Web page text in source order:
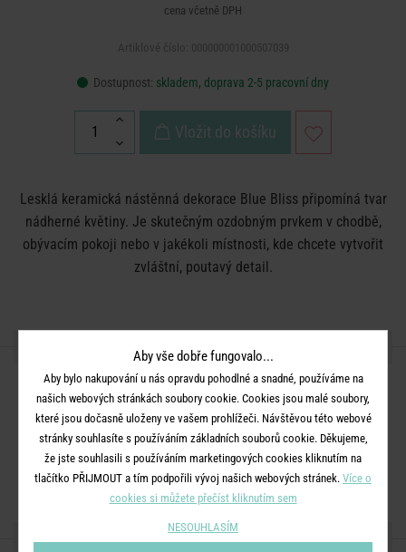
cena včetně DPH
Dostupnost: skladem, doprava 2-5 pracovní dny
Vložit do košíku
Lesklá keramická nástěnná dekorace Blue Bliss připomíná tvar
nádherné květiny. Je skutečným ozdobným prvkem v chodbě,
obývacím pokoji nebo v jakékoli místnosti, kde chcete vytvořit
zvláštní, poutavý detail.
DETAILY PRODUKTU
Materiál: kamenina
Rozměry: Výška: 3,5 cm, Ø 21 cm
SDÍLEJTE S PŘÁTELI
Aby vše dobře fungovalo...
Aby bylo nakupování u nás opravdu pohodlné a snadné, používáme na
našich webových stránkách soubory cookie. Cookies jsou malé soubory,
které jsou dočasně uloženy ve vašem prohlížeči. Návštěvou této webové
stránky souhlasíte s používáním základních souborů cookie. Děkujeme,
že jste souhlasili s používáním marketingových cookies kliknutím na
tlačítko PŘIJMOUT a tím podpořili vývoj našich webových stránek. Více o
cookies si můžete přečíst kliknutím sem
NESOUHLASÍM